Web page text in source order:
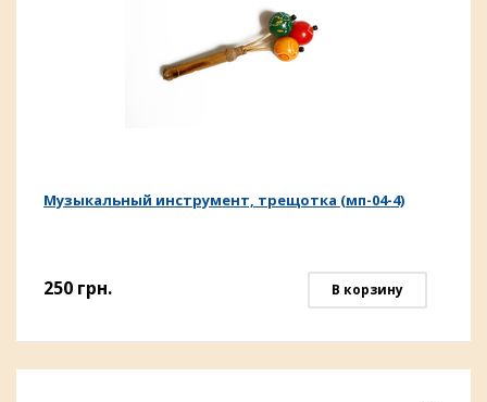
Музыкальный инструмент, трещотка (мп-04-4)
250 грн. В корзину